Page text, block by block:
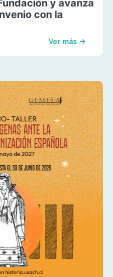
y avanza
con la
Ver más →